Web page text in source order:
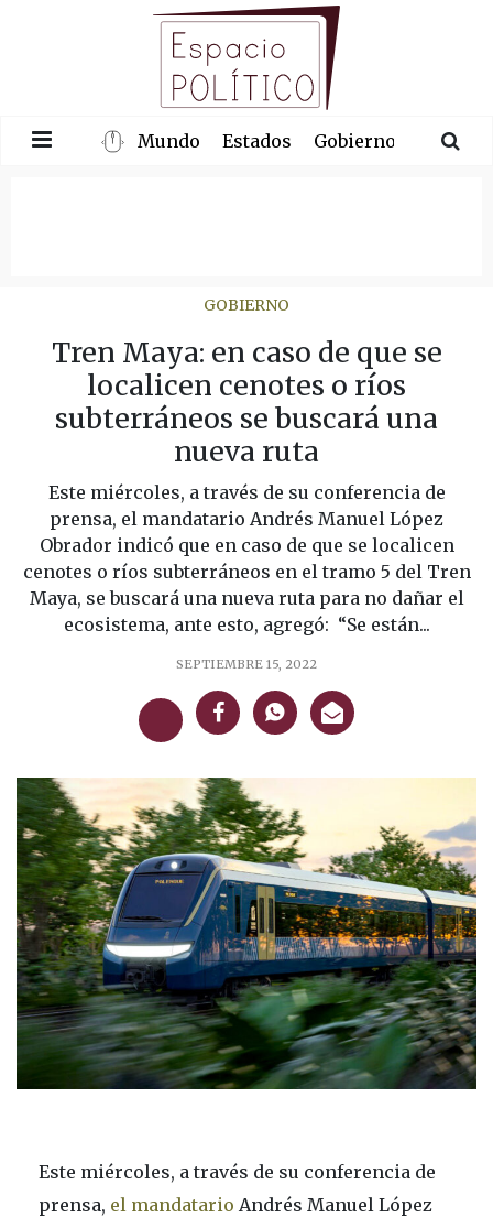
Mundo Estados Gobierno
GOBIERNO
Tren Maya: en caso de que se
localicen cenotes o ríos
subterráneos se buscará una
nueva ruta
Este miércoles, a través de su conferencia de
prensa, el mandatario Andrés Manuel López
Obrador indicó que en caso de que se localicen
cenotes o ríos subterráneos en el tramo 5 del Tren
Maya, se buscará una nueva ruta para no dañar el
ecosistema, ante esto, agregó: “Se están...
SEPTIEMBRE 15, 2022
Este miércoles, a través de su conferencia de
prensa, el mandatario Andrés Manuel López